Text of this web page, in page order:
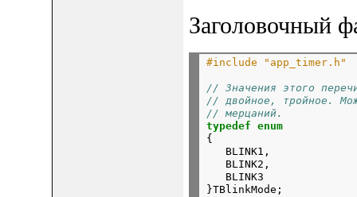
Заголовочный
#include "app_timer.h"
// Значения этого
// двойное, тройное.
// мерцаний.
typedef
enum
{
   BLINK1,
   BLINK2,
   BLINK3
}TBlinkMode;